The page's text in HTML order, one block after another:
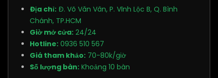
Địa chỉ: Đ. Võ Văn Vân, P. Vĩnh Lộc B, Q. Bình
Chánh, TP.HCM
Giờ mở cửa: 24/24
Hotline: 0936 510 567
Giá tham khảo: 70-80k/giờ
Số lượng bàn: Khoảng 10 bàn